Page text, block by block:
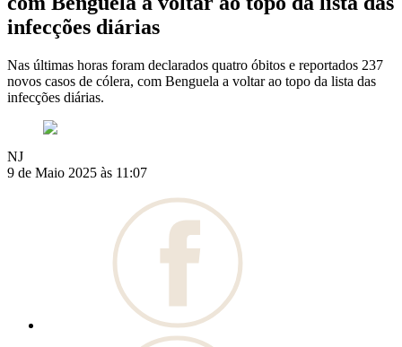
infecções diárias
Nas últimas horas foram declarados quatro óbitos e reportados 237
novos casos de cólera, com Benguela a voltar ao topo da lista das
infecções diárias.
NJ
9 de Maio 2025 às 11:07